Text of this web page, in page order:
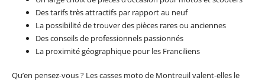
Des tarifs très attractifs par rapport au neuf
La possibilité de trouver des pièces rares ou anciennes
Des conseils de professionnels passionnés
La proximité géographique pour les Franciliens
Qu’en pensez-vous ? Les casses moto de Montreuil valent-elles le